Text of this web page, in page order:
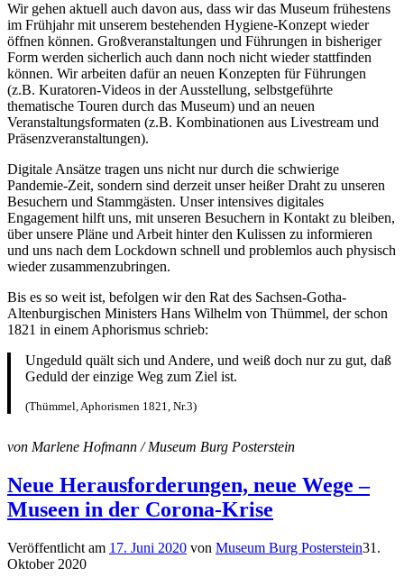
Wir gehen aktuell auch davon aus, dass wir das Museum frühestens
im Frühjahr mit unserem bestehenden Hygiene-Konzept wieder
öffnen können. Großveranstaltungen und Führungen in bisheriger
Form werden sicherlich auch dann noch nicht wieder stattfinden
können. Wir arbeiten dafür an neuen Konzepten für Führungen
(z.B. Kuratoren-Videos in der Ausstellung, selbstgeführte
thematische Touren durch das Museum) und an neuen
Veranstaltungsformaten (z.B. Kombinationen aus Livestream und
Präsenzveranstaltungen).
Digitale Ansätze tragen uns nicht nur durch die schwierige
Pandemie-Zeit, sondern sind derzeit unser heißer Draht zu unseren
Besuchern und Stammgästen. Unser intensives digitales
Engagement hilft uns, mit unseren Besuchern in Kontakt zu bleiben,
über unsere Pläne und Arbeit hinter den Kulissen zu informieren
und uns nach dem Lockdown schnell und problemlos auch physisch
wieder zusammenzubringen.
Bis es so weit ist, befolgen wir den Rat des Sachsen-Gotha-
Altenburgischen Ministers Hans Wilhelm von Thümmel, der schon
1821 in einem Aphorismus schrieb:
Ungeduld quält sich und Andere, und weiß doch nur zu gut, daß
Geduld der einzige Weg zum Ziel ist.
(Thümmel, Aphorismen 1821, Nr.3)
von Marlene Hofmann / Museum Burg Posterstein
Neue Herausforderungen, neue Wege –
Museen in der Corona-Krise
Veröffentlicht am 17. Juni 2020 von Museum Burg Posterstein31.
Oktober 2020